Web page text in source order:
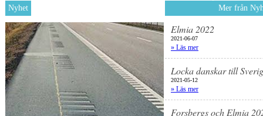
Nyhet Mer från
Elmia 2022
2021-06-07
» Läs mer
Locka danskar till
2021-05-12
» Läs mer
Forsbergs och Elmia